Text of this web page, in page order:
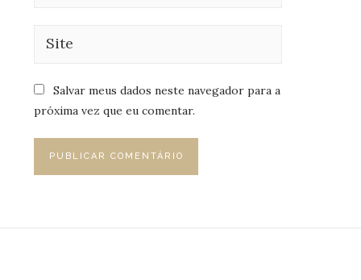
Salvar meus dados neste navegador para a
próxima vez que eu comentar.